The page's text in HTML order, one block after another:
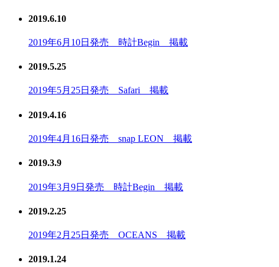
2019.6.10
2019年6月10日発売 時計Begin 掲載
2019.5.25
2019年5月25日発売 Safari 掲載
2019.4.16
2019年4月16日発売 snap LEON 掲載
2019.3.9
2019年3月9日発売 時計Begin 掲載
2019.2.25
2019年2月25日発売 OCEANS 掲載
2019.1.24